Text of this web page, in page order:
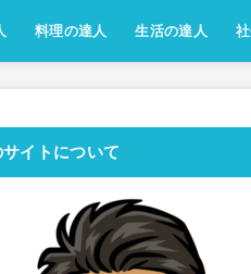
料理の達人 生活の達人
サイトについて